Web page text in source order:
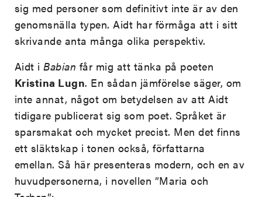
sig med personer som definitivt inte är av den
genomsnälla typen. Aidt har förmåga att i sitt
skrivande anta många olika perspektiv.
Aidt iBabian får mig att tänka på poeten
Kristina Lugn. En sådan jämförelse säger, om
inte annat, något om betydelsen av att Aidt
tidigare publicerat sig som poet. Språket är
sparsmakat och mycket precist. Men det finns
ett släktskap i tonen också, författarna
emellan. Så här presenteras modern, och en av
huvudpersonerna, i novellen ”Maria och